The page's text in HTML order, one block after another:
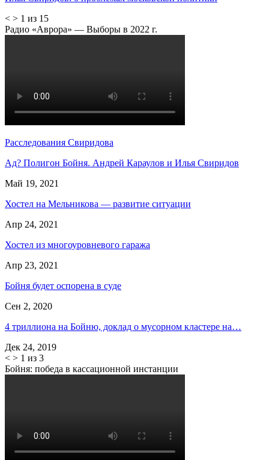
< > 1 из 15
Радио «Аврора» — Выборы в 2022 г.
Расследования Свиридова
Ад? Полигон Бойня. Андрей Караулов и Илья Свиридов
Май 19, 2021
Хостел на Мельникова — развитие ситуации
Апр 24, 2021
Хостел из многоуровневого гаража
Апр 23, 2021
Бойня будет оспорена в суде
Сен 2, 2020
4 триллиона на Бойню, доклад о мусорном кластере на…
Дек 24, 2019
< > 1 из 3
Бойня: победа в кассационной инстанции